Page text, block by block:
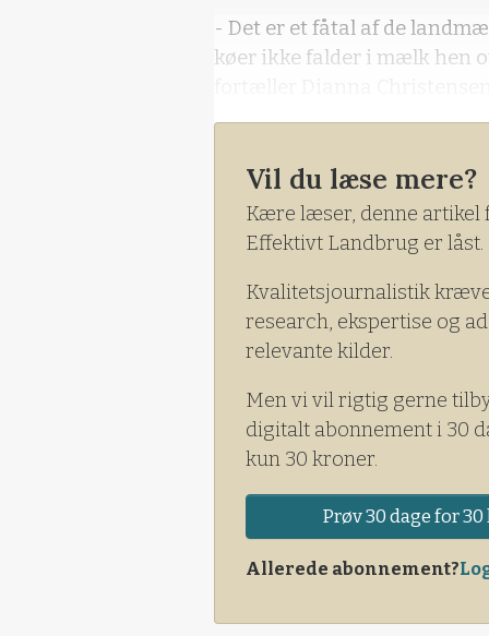
- Det er et fåtal af de
køer ikke falder i mælk hen
Vil du læse mere?
Kære læser, denne artikel
Effektivt Landbrug er låst.
Kvalitetsjournalistik
research, ekspertise og
relevante kilder.
Men vi vil rigtig gerne
digitalt abonnement i 30
kun 30 kroner.
Prøv 30 dage for
Allerede abonnement?